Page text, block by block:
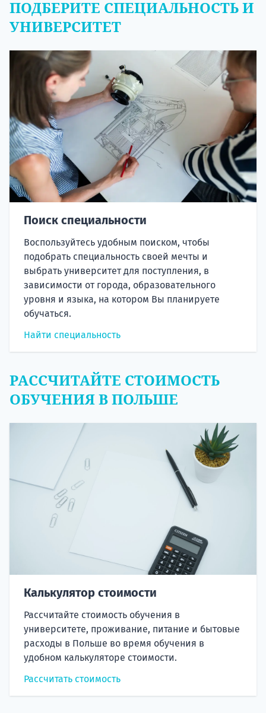
ПОДБЕРИТЕ СПЕЦИАЛЬНОСТЬ И
УНИВЕРСИТЕТ
Поиск специальности
Воспользуйтесь удобным поиском, чтобы
подобрать специальность своей мечты и
выбрать университет для поступления, в
зависимости от города, образовательного
уровня и языка, на котором Вы планируете
обучаться.
Найти специальность
РАССЧИТАЙТЕ СТОИМОСТЬ
ОБУЧЕНИЯ В ПОЛЬШЕ
Калькулятор стоимости
Рассчитайте стоимость обучения в
университете, проживание, питание и бытовые
расходы в Польше во время обучения в
удобном калькуляторе стоимости.
Рассчитать стоимость